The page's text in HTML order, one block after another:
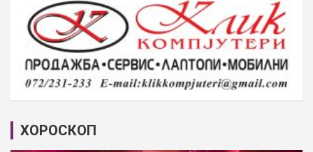
ХОРОСКОП